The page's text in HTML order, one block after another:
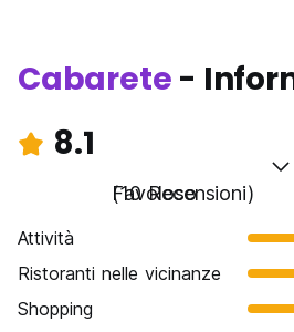
Cabarete -
8.1
Favoloso
(10 Recensioni)
Attività
Ristoranti nelle vicinanze
Shopping